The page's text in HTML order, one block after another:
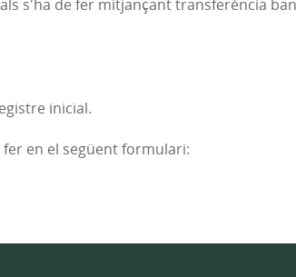
s'ha de fer mitjançant transferència
inicial.
en el següent formulari: